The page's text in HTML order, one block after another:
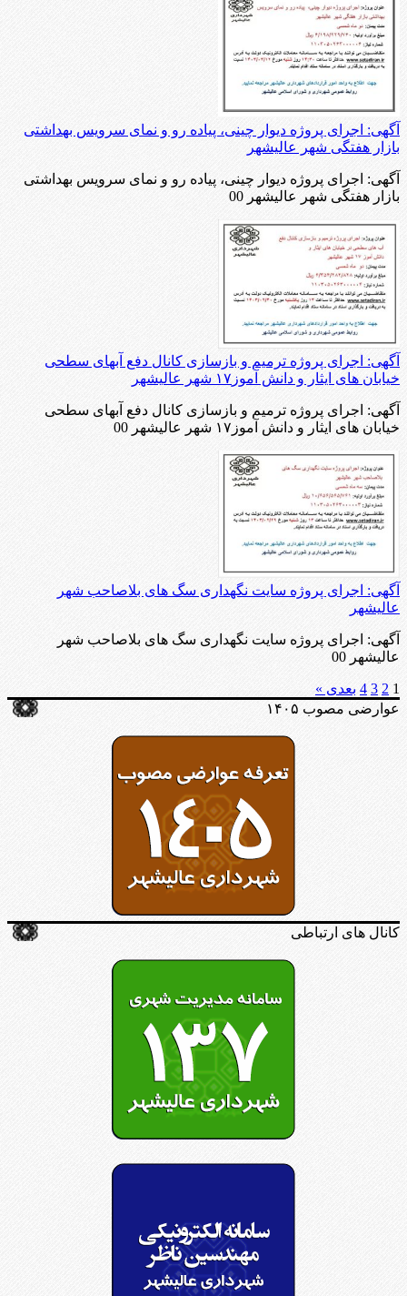
آگهی: اجرای پروژه دیوار چینی، پیاده رو و نمای سرویس بهداشتی
بازار هفتگی شهر عالیشهر
آگهی: اجرای پروژه دیوار چینی، پیاده رو و نمای سرویس بهداشتی
بازار هفتگی شهر عالیشهر 00
آگهی: اجرای پروژه ترمیم و بازسازی کانال دفع آبهای سطحی
خیابان های ایثار و دانش آموز۱۷ شهر عالیشهر
آگهی: اجرای پروژه ترمیم و بازسازی کانال دفع آبهای سطحی
خیابان های ایثار و دانش آموز۱۷ شهر عالیشهر 00
آگهی: اجرای پروژه سایت نگهداری سگ های بلاصاحب شهر
عالیشهر
آگهی: اجرای پروژه سایت نگهداری سگ های بلاصاحب شهر
عالیشهر 00
1
2
3
4 بعدی »
عوارضی مصوب ۱۴۰۵
کانال های ارتباطی